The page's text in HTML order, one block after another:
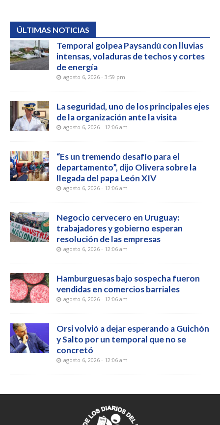
ÚLTIMAS NOTICIAS
Temporal golpea Paysandú con lluvias
intensas, voladuras de techos y cortes
de energía
agosto 6, 2026 - 3:59 pm
La seguridad, uno de los principales ejes
de la organización ante la visita
agosto 6, 2026 - 12:06 am
“Es un tremendo desafío para el
departamento”, dijo Olivera sobre la
llegada del papa León XIV
agosto 6, 2026 - 12:06 am
Negocio cervecero en Uruguay:
trabajadores y gobierno esperan
resolución de las empresas
agosto 6, 2026 - 12:06 am
Hamburguesas bajo sospecha fueron
vendidas en comercios barriales
agosto 6, 2026 - 12:06 am
Orsi volvió a dejar esperando a Guichón
y Salto por un temporal que no se
concretó
agosto 6, 2026 - 12:06 am